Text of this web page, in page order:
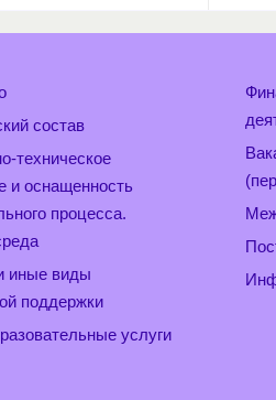
состав
техническое
и оснащенность
процесса.
иные виды
поддержки
услуги